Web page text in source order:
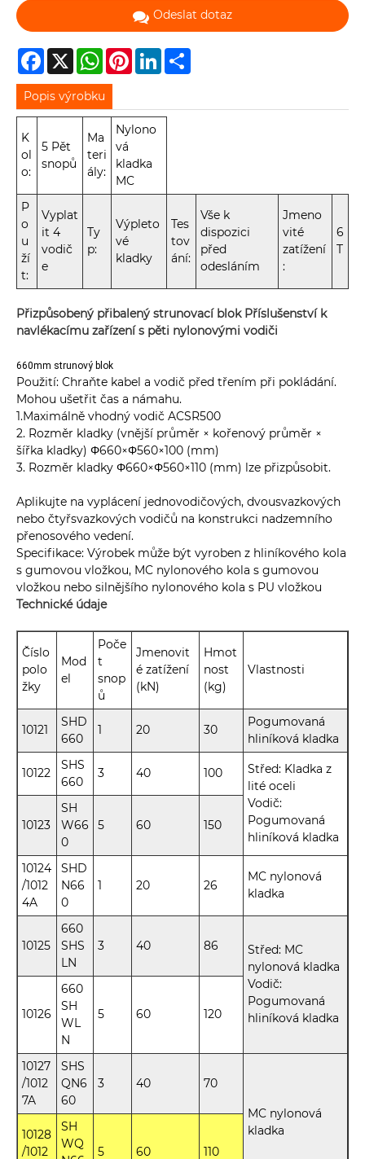
Odeslat dotaz
Facebook
X WhatsAppPinterestLinkedIn
Popis výrobku
K
ol
o:
5 Pět
snopů
Ma
teri
ály:
Nylono
vá
kladka
MC
P
o
u
ží
t:
Vyplat
it 4
vodič
e
Ty
p:
Výpleto
vé
kladky
Tes
tov
ání:
Vše k
dispozici
před
odesláním
Jmeno
vité
zatížení
:
6
T
Přizpůsobený přibalený strunovací blok Příslušenství k
navlékacímu zařízení s pěti nylonovými vodiči
660mm strunový blok
Použití: Chraňte kabel a vodič před třením při pokládání.
Mohou ušetřit čas a námahu.
1.Maximálně vhodný vodič ACSR500
2. Rozměr kladky (vnější průměr × kořenový průměr ×
šířka kladky) Φ660×Φ560×100 (mm)
3. Rozměr kladky Φ660×Φ560×110 (mm) lze přizpůsobit.
Aplikujte na vyplácení jednovodičových, dvousvazkových
nebo čtyřsvazkových vodičů na konstrukci nadzemního
přenosového vedení.
Specifikace: Výrobek může být vyroben z hliníkového kola
s gumovou vložkou, MC nylonového kola s gumovou
vložkou nebo silnějšího nylonového kola s PU vložkou
Technické údaje
Číslo
polo
žky
Mod
el
Poče
t
snop
ů
Jmenovit
é zatížení
(kN)
Hmot
nost
(kg)
Vlastnosti
10121
SHD
660
1 20 30
Pogumovaná
hliníková kladka
10122
SHS
660
3 40 100
Střed: Kladka z
lité oceli
Vodič:
Pogumovaná
hliníková kladka
10123
SH
W66
0
5 60 150
10124
/1012
4A
SHD
N66
0
1 20 26
MC nylonová
kladka
10125
660
SHS
LN
3 40 86
Střed: MC
nylonová kladka
Vodič:
Pogumovaná
hliníková kladka
10126
660
SH
WL
N
5 60 120
10127
/1012
7A
SHS
QN6
60
3 40 70
MC nylonová
kladka
10128
/1012
SH
WQ
5 60 110